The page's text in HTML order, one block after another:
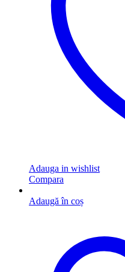
Adauga in wishlist
Compara
Adaugă în coș